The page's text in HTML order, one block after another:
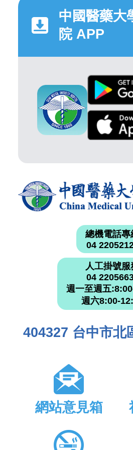
中國醫藥大
院 APP
總機電話專
04
人工掛號服
04
週一至週五
週六8:00-
404327 台中市北
網站意見箱